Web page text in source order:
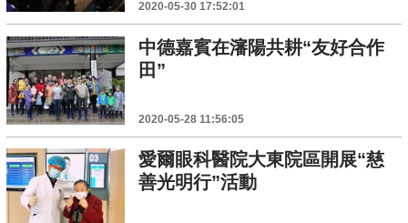
2020-05-30 17:52:01
中德嘉賓在瀋陽共耕“友好合作
田”
2020-05-28 11:56:05
愛爾眼科醫院大東院區開展“慈
善光明行”活動